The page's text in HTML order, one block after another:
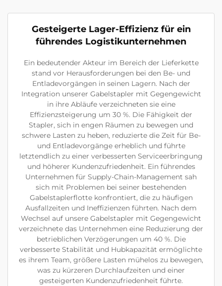
Gesteigerte Lager-Effizienz für ein
führendes Logistikunternehmen
Ein bedeutender Akteur im Bereich der Lieferkette
stand vor Herausforderungen bei den Be- und
Entladevorgängen in seinen Lagern. Nach der
Integration unserer Gabelstapler mit Gegengewicht
in ihre Abläufe verzeichneten sie eine
Effizienzsteigerung um 30 %. Die Fähigkeit der
Stapler, sich in engen Räumen zu bewegen und
schwere Lasten zu heben, reduzierte die Zeit für Be-
und Entladevorgänge erheblich und führte
letztendlich zu einer verbesserten Serviceerbringung
und höherer Kundenzufriedenheit. Ein führendes
Unternehmen für Supply-Chain-Management sah
sich mit Problemen bei seiner bestehenden
Gabelstaplerflotte konfrontiert, die zu häufigen
Ausfallzeiten und Ineffizienzen führten. Nach dem
Wechsel auf unsere Gabelstapler mit Gegengewicht
verzeichnete das Unternehmen eine Reduzierung der
betrieblichen Verzögerungen um 40 %. Die
verbesserte Stabilität und Hubkapazität ermöglichte
es ihrem Team, größere Lasten mühelos zu bewegen,
was zu kürzeren Durchlaufzeiten und einer
gesteigerten Kundenzufriedenheit führte.